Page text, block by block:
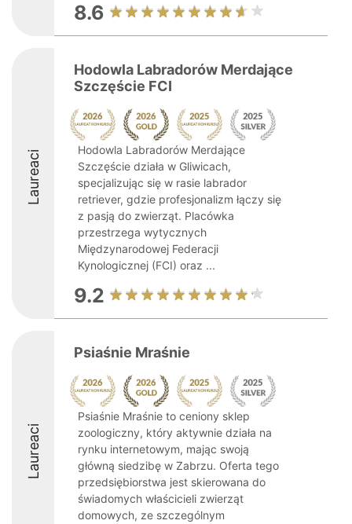
8.6
Laureaci
Hodowla Labradorów Merdające
Szczęście FCI
Hodowla Labradorów Merdające
Szczęście działa w Gliwicach,
specjalizując się w rasie labrador
retriever, gdzie profesjonalizm łączy się
z pasją do zwierząt. Placówka
przestrzega wytycznych
Międzynarodowej Federacji
Kynologicznej (FCI) oraz ...
9.2
Laureaci
Psiaśnie Mraśnie
Psiaśnie Mraśnie to ceniony sklep
zoologiczny, który aktywnie działa na
rynku internetowym, mając swoją
główną siedzibę w Zabrzu. Oferta tego
przedsiębiorstwa jest skierowana do
świadomych właścicieli zwierząt
domowych, ze szczególnym